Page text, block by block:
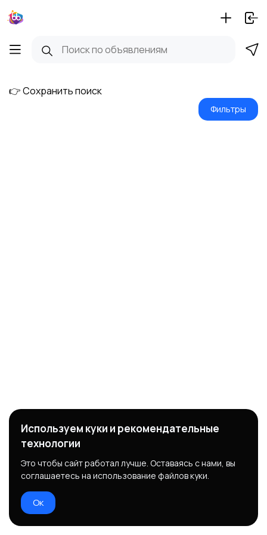
👉 Сохранить поиск
Фильтры
Используем куки и рекомендательные
технологии
Это чтобы сайт работал лучше. Оставаясь с нами, вы
соглашаетесь на использование файлов куки.
Ок